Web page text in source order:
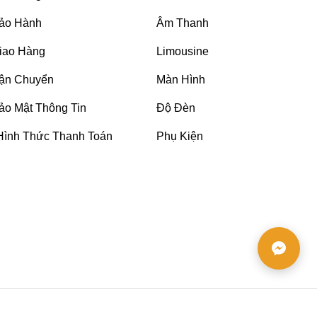
Hành
Hàng
Chuyển
Mật Thông Tin
Thức Thanh Toán
Âm Thanh
Limousine
Màn Hình
Độ Đèn
Phụ Kiện